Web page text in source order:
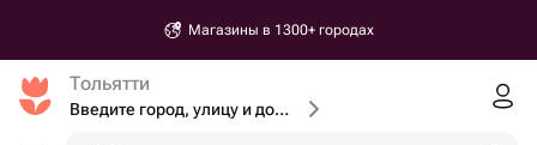
Магазины в 1300+ городах
Тольятти
Введите город, улицу и дом доставки